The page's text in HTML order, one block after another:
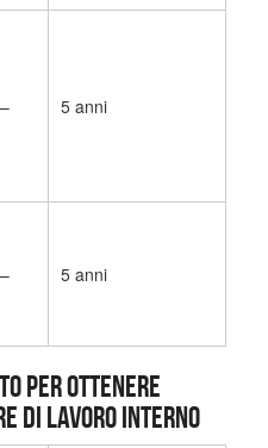
– 5 anni
– 5 anni
PER OTTENERE
DI LAVORO INTERNO